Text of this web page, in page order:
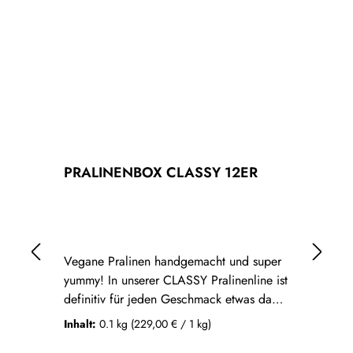
PRALINENBOX CLASSY 12ER
Vegane Pralinen handgemacht und super
yummy! In unserer CLASSY Pralinenline ist
definitiv für jeden Geschmack etwas dabei
- egal ob fruchtig, crunchy oder cremig
herb. Jede unserer Pralinen wurde mit viel
Inhalt: 0.1 kg (229,00 € / 1 kg)